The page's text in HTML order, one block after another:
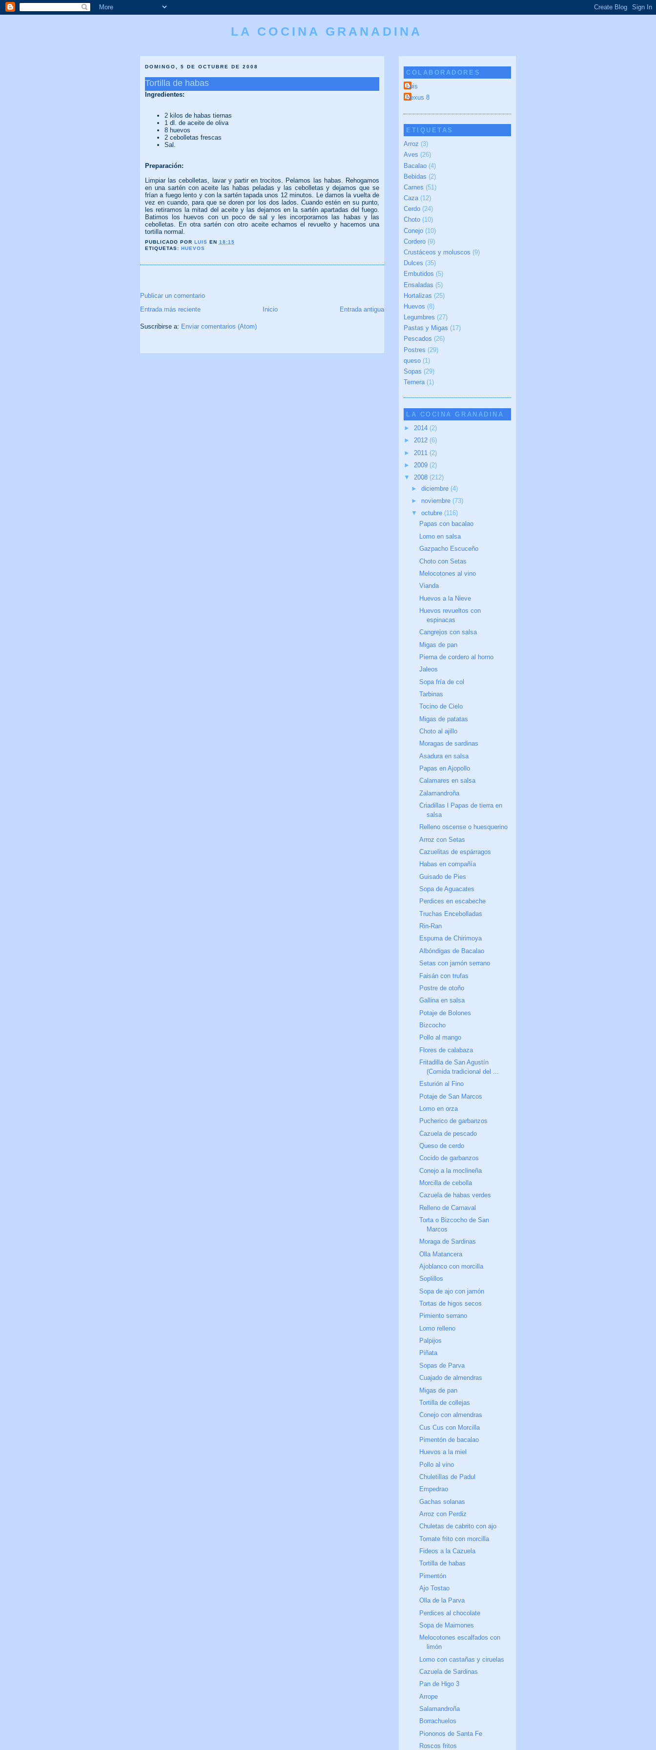
LA COCINA GRANADINA
DOMINGO, 5 DE OCTUBRE DE 2008
Tortilla de habas
Ingredientes:
2 kilos de habas tiernas
1 dl. de aceite de oliva
8 huevos
2 cebolletas frescas
Sal.
Preparación:
Limpiar las cebolletas, lavar y partir en trocitos. Pelamos las habas. Rehogamos
en una sartén con aceite las habas peladas y las cebolletas y dejamos que se
frían a fuego lento y con la sartén tapada unos 12 minutos. Le damos la vuelta de
vez en cuando, para que se doren por los dos lados. Cuando estén en su punto,
les retiramos la mitad del aceite y las dejamos en la sartén apartadas del fuego.
Batimos los huevos con un poco de sal y les incorporamos las habas y las
cebolletas. En otra sartén con otro aceite echamos el revuelto y hacemos una
tortilla normal.
PUBLICADO POR LUIS EN 18:15
ETIQUETAS: HUEVOS
Publicar un comentario
Entrada más reciente
Entrada antigua
Inicio
Suscribirse a: Enviar comentarios (Atom)
COLABORADORES
Luis
Nexus 8
ETIQUETAS
Arroz (3)
Aves (26)
Bacalao (4)
Bebidas (2)
Carnes (51)
Caza (12)
Cerdo (24)
Choto (10)
Conejo (10)
Cordero (9)
Crustáceos y moluscos (9)
Dulces (35)
Embutidos (5)
Ensaladas (5)
Hortalizas (25)
Huevos (8)
Legumbres (27)
Pastas y Migas (17)
Pescados (26)
Postres (29)
queso (1)
Sopas (29)
Ternera (1)
LA COCINA GRANADINA
► 2014 (2)
► 2012 (6)
► 2011 (2)
► 2009 (2)
▼ 2008 (212)
►diciembre (4)
► noviembre (73)
▼octubre (116)
Papas con bacalao
Lomo en salsa
Gazpacho Escuceño
Choto con Setas
Melocotones al vino
Vianda
Huevos a la Nieve
Huevos revueltos con
espinacas
Cangrejos con salsa
Migas de pan
Pierna de cordero al horno
Jaleos
Sopa fría de col
Tarbinas
Tocino de Cielo
Migas de patatas
Choto al ajillo
Moragas de sardinas
Asadura en salsa
Papas en Ajopollo
Calamares en salsa
Zalamandroña
Criadillas l Papas de tierra en
salsa
Relleno oscense o huesquerino
Arroz con Setas
Cazuelitas de espárragos
Habas en compañía
Guisado de Pies
Sopa de Aguacates
Perdices en escabeche
Truchas Encebolladas
Rin-Ran
Espuma de Chirimoya
Albóndigas de Bacalao
Setas con jamón serrano
Faisán con trufas
Postre de otoño
Gallina en salsa
Potaje de Bolones
Bizcocho
Pollo al mango
Flores de calabaza
Fritadilla de San Agustín
(Comida tradicional del ...
Esturión al Fino
Potaje de San Marcos
Lomo en orza
Pucherico de garbanzos
Cazuela de pescado
Queso de cerdo
Cocido de garbanzos
Conejo a la moclineña
Morcilla de cebolla
Cazuela de habas verdes
Relleno de Carnaval
Torta o Bizcocho de San
Marcos
Moraga de Sardinas
Olla Matancera
Ajoblanco con morcilla
Soplillos
Sopa de ajo con jamón
Tortas de higos secos
Pimiento serrano
Lomo relleno
Palpijos
Piñata
Sopas de Parva
Cuajado de almendras
Migas de pan
Tortilla de collejas
Conejo con almendras
Cus Cus con Morcilla
Pimentón de bacalao
Huevos a la miel
Pollo al vino
Chuletillas de Padul
Empedrao
Gachas solanas
Arroz con Perdiz
Chuletas de cabrito con ajo
Tomate frito con morcilla
Fideos a la Cazuela
Tortilla de habas
Pimentón
Ajo Tostao
Olla de la Parva
Perdices al chocolate
Sopa de Maimones
Melocotones escalfados con
limón
Lomo con castañas y ciruelas
Cazuela de Sardinas
Pan de Higo 3
Arrope
Salamandroña
Borrachuelos
Piononos de Santa Fe
Roscos fritos